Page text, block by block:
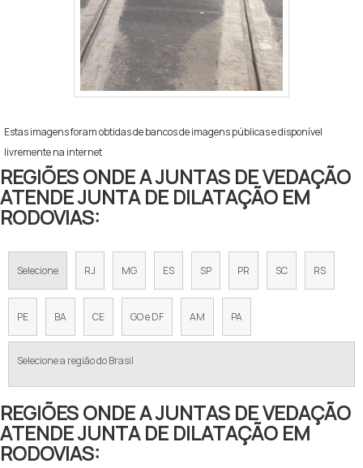
Estas imagens foram obtidas de bancos de imagens públicas e disponível
livremente na internet
REGIÕES ONDE A JUNTAS DE VEDAÇÃO
ATENDE JUNTA DE DILATAÇÃO EM
RODOVIAS:
Selecione RJ MG ES SP PR SC RS
PE BA CE GO e DF AM PA
Selecione a região do Brasil
REGIÕES ONDE A JUNTAS DE VEDAÇÃO
ATENDE JUNTA DE DILATAÇÃO EM
RODOVIAS: